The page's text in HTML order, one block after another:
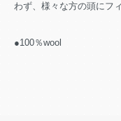
わず、様々な方の頭にフ
●100％wool